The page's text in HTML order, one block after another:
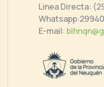
Linea Directa:
E-mail: